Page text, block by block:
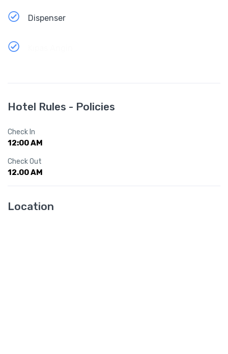
Dispenser
Hotel Rules - Policies
Check In
12:00 AM
Check Out
12.00 AM
Location